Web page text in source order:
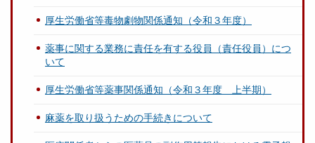
厚生労働省等毒物劇物関係通知（令和３年度）
薬事に関する業務に責任を有する役員（責任役員）につ
いて
厚生労働省等薬事関係通知（令和３年度 上半期）
麻薬を取り扱うための手続きについて